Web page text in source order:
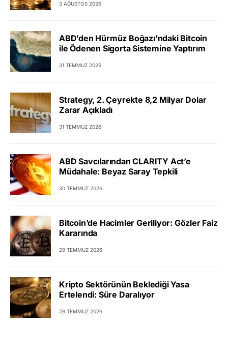
3 AĞUSTOS 2026
ABD’den Hürmüz Boğazı’ndaki Bitcoin
ile Ödenen Sigorta Sistemine Yaptırım
31 TEMMUZ 2026
Strategy, 2. Çeyrekte 8,2 Milyar Dolar
Zarar Açıkladı
31 TEMMUZ 2026
ABD Savcılarından CLARITY Act’e
Müdahale: Beyaz Saray Tepkili
30 TEMMUZ 2026
Bitcoin’de Hacimler Geriliyor: Gözler Faiz
Kararında
29 TEMMUZ 2026
Kripto Sektörünün Beklediği Yasa
Ertelendi: Süre Daralıyor
28 TEMMUZ 2026